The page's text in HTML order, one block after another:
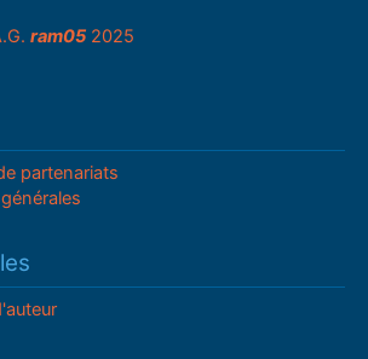
ram05 2025
partenariats